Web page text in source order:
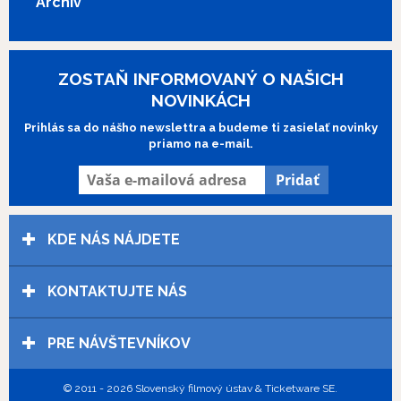
ZOSTAŇ INFORMOVANÝ O NAŠICH
NOVINKÁCH
Prihlás sa do nášho newslettra a budeme ti zasielať novinky
priamo na e-mail.
KDE NÁS NÁJDETE
KONTAKTUJTE NÁS
PRE NÁVŠTEVNÍKOV
© 2011 - 2026 Slovenský filmový ústav & Ticketware SE.